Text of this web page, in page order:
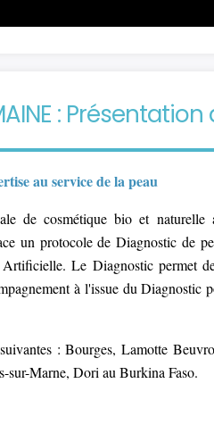
:
au service de la peau
de cosmétique bio et
un protocole de Diagnostic de
Le Diagnostic permet
à l'issue du Diagnostic
: Bourges, Lamotte
Marne, Dori au Burkina Faso.